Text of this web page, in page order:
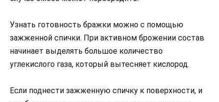
Узнать готовность бражки можно с помощью
зажженной спички. При активном брожении состав
начинает выделять большое количество
углекислого газа, который вытесняет кислород.
Если поднести зажженную спичку к поверхности, и